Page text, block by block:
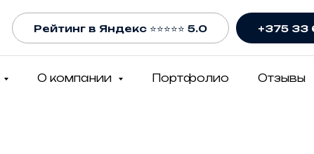
Рейтинг в Яндекс ⭐⭐⭐⭐⭐ 5.0 +375 33
О компании Портфолио Отзывы